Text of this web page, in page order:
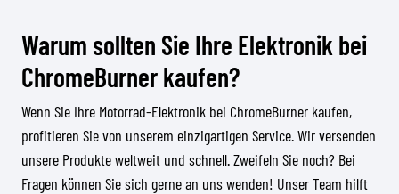
Warum sollten Sie Ihre Elektronik bei
ChromeBurner kaufen?
Wenn Sie Ihre Motorrad-Elektronik bei ChromeBurner kaufen,
profitieren Sie von unserem einzigartigen Service. Wir versenden
unsere Produkte weltweit und schnell. Zweifeln Sie noch? Bei
Fragen können Sie sich gerne an uns wenden! Unser Team hilft